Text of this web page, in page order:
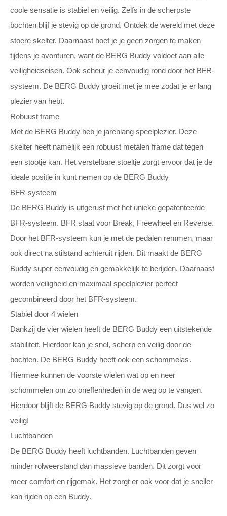
coole sensatie is stabiel en veilig. Zelfs in de scherpste
bochten blijf je stevig op de grond. Ontdek de wereld met deze
stoere skelter. Daarnaast hoef je je geen zorgen te maken
tijdens je avonturen, want de BERG Buddy voldoet aan alle
veiligheidseisen. Ook scheur je eenvoudig rond door het BFR-
systeem. De BERG Buddy groeit met je mee zodat je er lang
plezier van hebt.
Robuust frame
Met de BERG Buddy heb je jarenlang speelplezier. Deze
skelter heeft namelijk een robuust metalen frame dat tegen
een stootje kan. Het verstelbare stoeltje zorgt ervoor dat je de
ideale positie in kunt nemen op de BERG Buddy
BFR-systeem
De BERG Buddy is uitgerust met het unieke gepatenteerde
BFR-systeem. BFR staat voor Break, Freewheel en Reverse.
Door het BFR-systeem kun je met de pedalen remmen, maar
ook direct na stilstand achteruit rijden. Dit maakt de BERG
Buddy super eenvoudig en gemakkelijk te berijden. Daarnaast
worden veiligheid en maximaal speelplezier perfect
gecombineerd door het BFR-systeem.
Stabiel door 4 wielen
Dankzij de vier wielen heeft de BERG Buddy een uitstekende
stabiliteit. Hierdoor kan je snel, scherp en veilig door de
bochten. De BERG Buddy heeft ook een schommelas.
Hiermee kunnen de voorste wielen wat op en neer
schommelen om zo oneffenheden in de weg op te vangen.
Hierdoor blijft de BERG Buddy stevig op de grond. Dus wel zo
veilig!
Luchtbanden
De BERG Buddy heeft luchtbanden. Luchtbanden geven
minder rolweerstand dan massieve banden. Dit zorgt voor
meer comfort en rijgemak. Het zorgt er ook voor dat je sneller
kan rijden op een Buddy.